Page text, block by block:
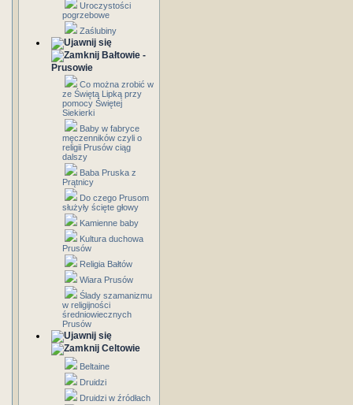
Uroczystości
pogrzebowe
Zaślubiny
Bałtowie -
Prusowie
Co można zrobić w
ze Świętą Lipką przy
pomocy Świętej
Siekierki
Baby w fabryce
męczenników czyli o
religii Prusów ciąg
dalszy
Baba Pruska z
Prątnicy
Do czego Prusom
służyły ścięte głowy
Kamienne baby
Kultura duchowa
Prusów
Religia Bałtów
Wiara Prusów
Ślady szamanizmu
w religijności
średniowiecznych
Prusów
Celtowie
Beltaine
Druidzi
Druidzi w źródłach